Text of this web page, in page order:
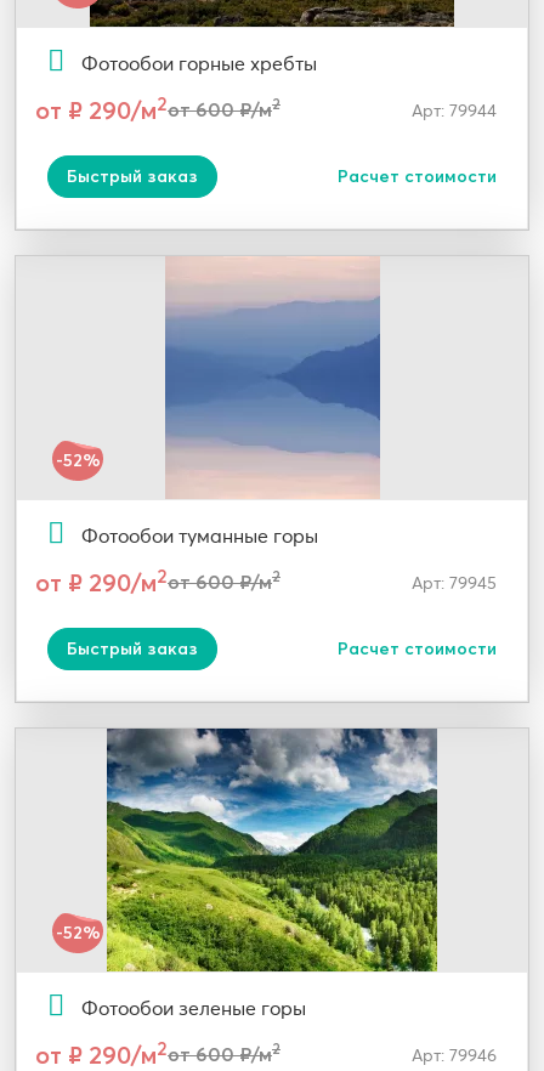
Фотообои горные хребты
от ₽ 290/м2от 600 ₽/м2 Арт: 79944
Быстрый заказ Расчет стоимости
-52%
Фотообои туманные горы
от ₽ 290/м2от 600 ₽/м2 Арт: 79945
Быстрый заказ Расчет стоимости
-52%
Фотообои зеленые горы
от ₽ 290/м2от 600 ₽/м2 Арт: 79946